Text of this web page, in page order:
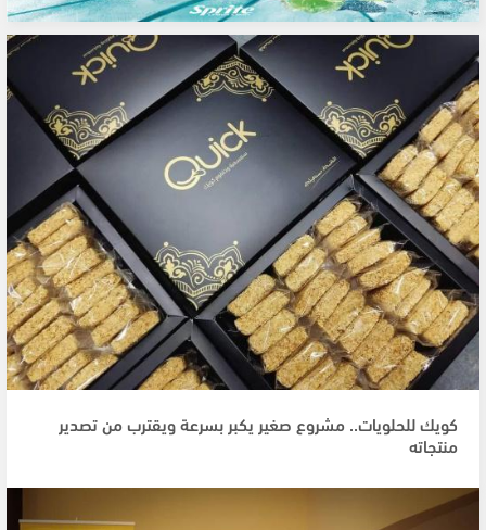
كويك للحلويات.. مشروع صغير يكبر بسرعة ويقترب من تصدير
منتجاته